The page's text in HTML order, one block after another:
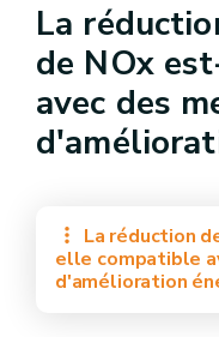
La
de NOx
avec des
La réduction
elle compatible
d'amélioration